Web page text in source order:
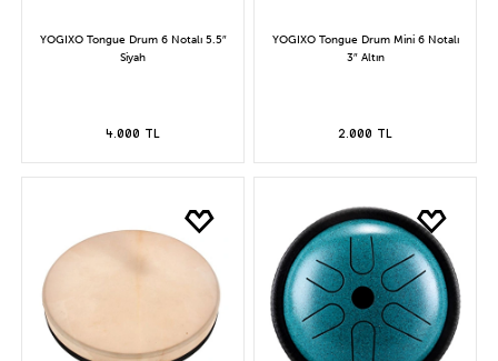
YOGIXO Tongue Drum 6 Notalı 5.5″
Siyah
4.000 TL
YOGIXO Tongue Drum Mini 6 Notalı
3″ Altın
2.000 TL